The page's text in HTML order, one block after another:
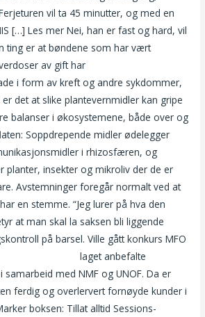
vil ta 45 minutter, og med en
[…] Les mer Nei, han er fast og hard, vil
ting er at bøndene som har vært
av gift har
i form av kreft og andre sykdommer,
det at slike plantevernmidler kan gripe
balanser i økosystemene, både over og
Soppdrepende midler ødelegger
i rhizosfæren, og
planter, insekter og mikroliv der de er
Avstemninger foregår normalt ved at
en stemme. “Jeg lurer på hva den
at man skal la saksen bli liggende
på barsel. Ville gått konkurs MFO
laget anbefalte
samarbeid med NMF og UNOF. Da er
ferdig og overlervert fornøyde kunder i
boksen: Tillat alltid Sessions-